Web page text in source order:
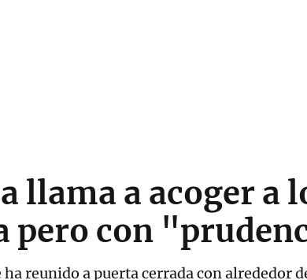
llama a acoger a
pero con
reunido a puerta cerrada con alrededor